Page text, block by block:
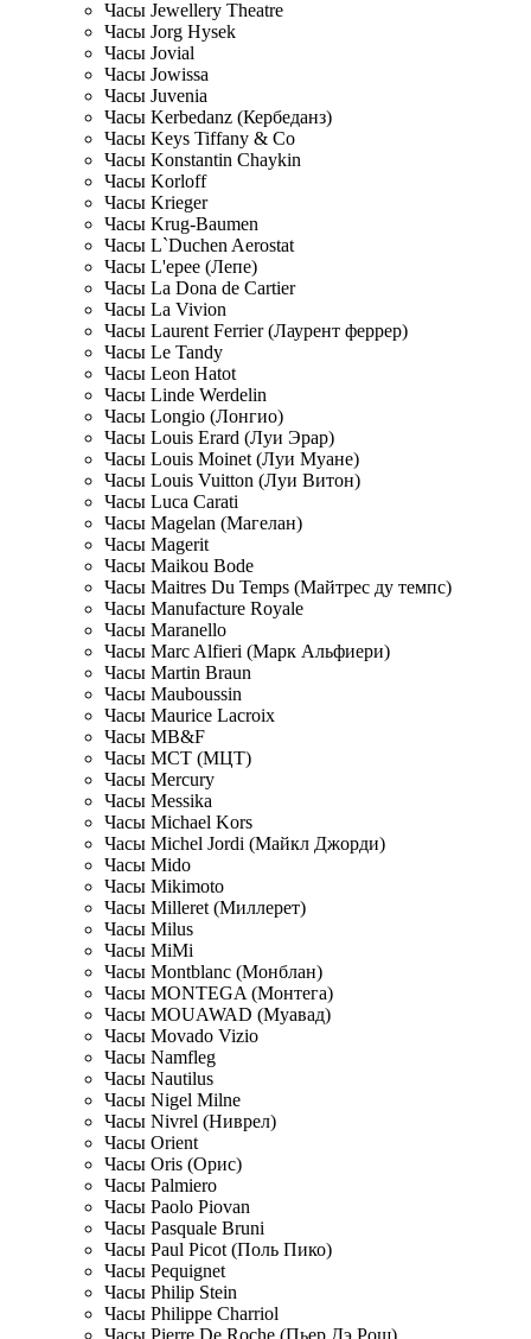
Часы Jewellery Theatre
Часы Jorg Hysek
Часы Jovial
Часы Jowissa
Часы Juvenia
Часы Kerbedanz (Кербеданз)
Часы Keys Tiffany & Co
Часы Konstantin Chaykin
Часы Korloff
Часы Krieger
Часы Krug-Baumen
Часы L`Duchen Aerostat
Часы L'epee (Лепе)
Часы La Dona de Cartier
Часы La Vivion
Часы Laurent Ferrier (Лаурент феррер)
Часы Le Tandy
Часы Leon Hatot
Часы Linde Werdelin
Часы Longio (Лонгио)
Часы Louis Erard (Луи Эрар)
Часы Louis Moinet (Луи Муане)
Часы Louis Vuitton (Луи Витон)
Часы Luca Carati
Часы Magelan (Магелан)
Часы Magerit
Часы Maikou Bode
Часы Maitres Du Temps (Майтрес ду темпс)
Часы Manufacture Royale
Часы Maranello
Часы Marc Alfieri (Марк Альфиери)
Часы Martin Braun
Часы Mauboussin
Часы Maurice Lacroix
Часы MB&F
Часы MCT (МЦТ)
Часы Mercury
Часы Messika
Часы Michael Kors
Часы Michel Jordi (Майкл Джорди)
Часы Mido
Часы Mikimoto
Часы Milleret (Миллерет)
Часы Milus
Часы MiMi
Часы Montblanc (Монблан)
Часы MONTEGA (Монтега)
Часы MOUAWAD (Муавад)
Часы Movado Vizio
Часы Namfleg
Часы Nautilus
Часы Nigel Milne
Часы Nivrel (Ниврел)
Часы Orient
Часы Oris (Орис)
Часы Palmiero
Часы Paolo Piovan
Часы Pasquale Bruni
Часы Paul Picot (Поль Пико)
Часы Pequignet
Часы Philip Stein
Часы Philippe Charriol
Часы Pierre De Roche (Пьер Дэ Рош)